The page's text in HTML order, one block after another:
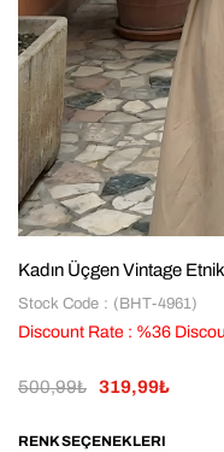
Kadın Üçgen Vintage
Stock Code (BHT-4961)
Discount Rate : %36
500,99₺ 319,99₺